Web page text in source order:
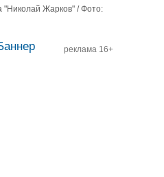
"Николай Жарков" / Фото:
реклама 16+